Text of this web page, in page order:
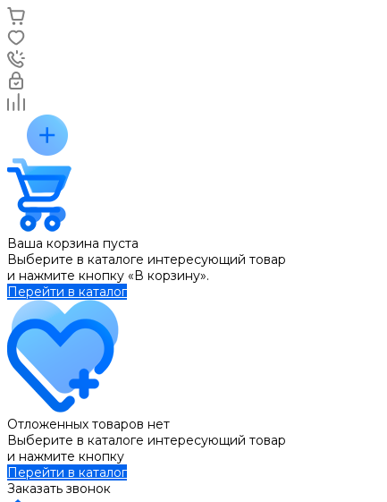
Ваша корзина пуста
Выберите в каталоге интересующий товар
и нажмите кнопку «В корзину».
Перейти в каталог
Отложенных товаров нет
Выберите в каталоге интересующий товар
и нажмите кнопку
Перейти в каталог
Заказать звонок